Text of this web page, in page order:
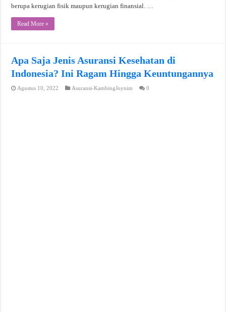
berupa kerugian fisik maupun kerugian finansial. …
Read More »
Apa Saja Jenis Asuransi Kesehatan di
Indonesia? Ini Ragam Hingga Keuntungannya
Agustus 10, 2022 Asuransi-KambingJoynim 0